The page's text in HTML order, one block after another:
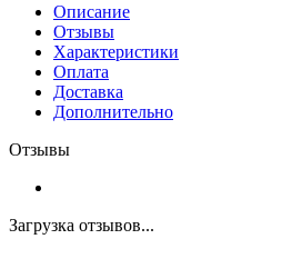
Описание
Отзывы
Характеристики
Оплата
Доставка
Дополнительно
Отзывы
Загрузка отзывов...